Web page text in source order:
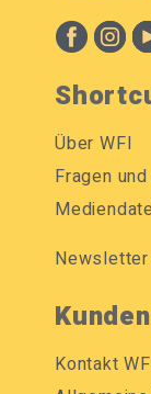
Über WFI
Fragen
Kontakt